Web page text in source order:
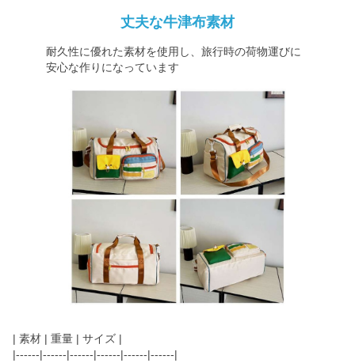
丈夫な牛津布素材
耐久性に優れた素材を使用し、旅行時の荷物運びに
安心な作りになっています
| 素材 | 重量 | サイズ |
|------|------|------|------|------|------|